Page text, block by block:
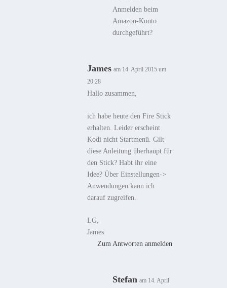
Anmelden beim
Amazon-Konto
durchgeführt?
James am 14. April 2015 um
20:28
Hallo zusammen,
ich habe heute den Fire Stick
erhalten. Leider erscheint
Kodi nicht Startmenü. Gilt
diese Anleitung überhaupt für
den Stick? Habt ihr eine
Idee? Über Einstellungen->
Anwendungen kann ich
darauf zugreifen.
LG,
James
Zum Antworten anmelden
Stefan am 14. April